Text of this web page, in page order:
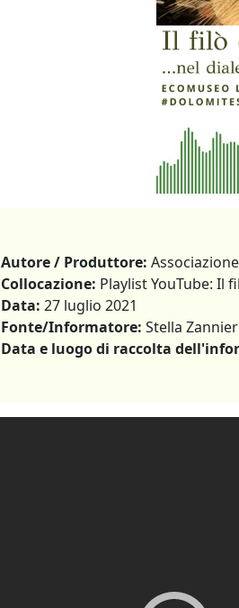
Autore / Produttore:
Collocazione: Playlist YouTube: Il
Data: 27 luglio 2021
Fonte/Informatore: Stella Zannier
Data e luogo di raccolta